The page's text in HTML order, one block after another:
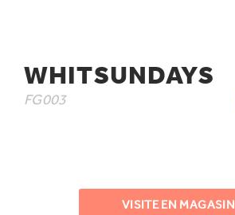
WHITSUNDAYS
FG003
VISITE EN MAGASIN